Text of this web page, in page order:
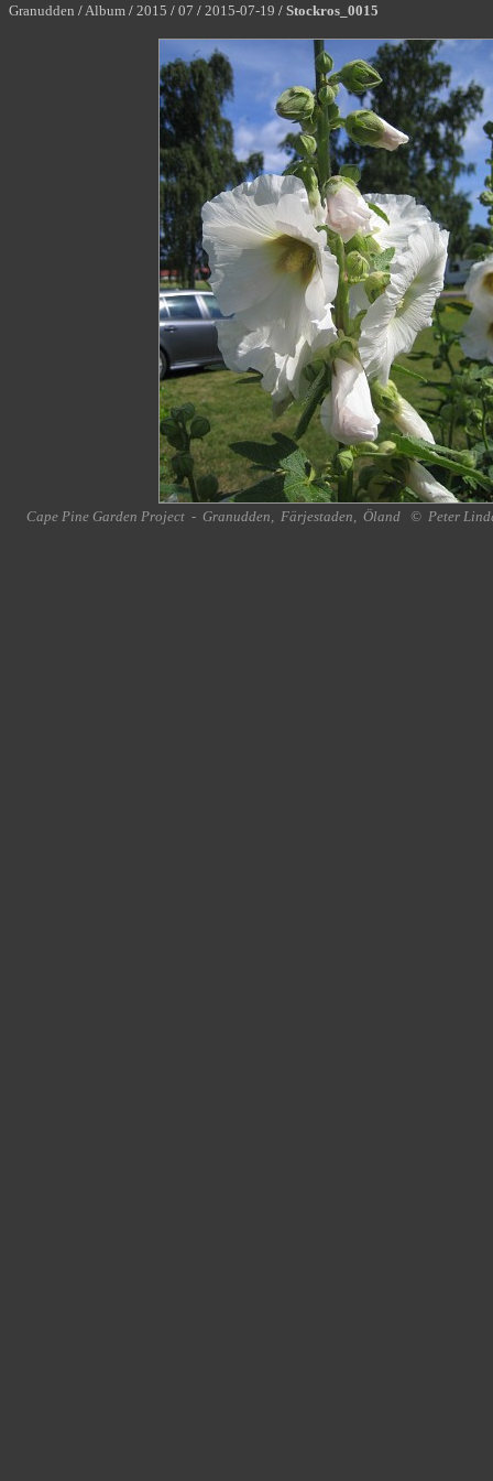
Granudden /Album / 2015 / 07 / 2015-07-19 / Stockros_0015
Cape Pine Garden Project - Granudden, Färjestaden, Öland © Peter